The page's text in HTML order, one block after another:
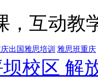
，互动教
出国雅思培训 雅思班重庆
校区 解